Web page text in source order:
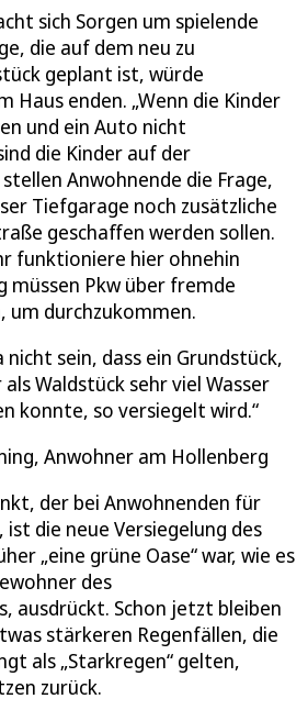
sich Sorgen um spielende
die auf dem neu zu
geplant ist, würde
Haus enden. „Wenn die Kinder
und ein Auto nicht
die Kinder auf der
Anwohnende die Frage,
Tiefgarage noch zusätzliche
geschaffen werden sollen.
funktioniere hier ohnehin
müssen Pkw über fremde
um durchzukommen.
nicht sein, dass ein Grundstück,
als Waldstück sehr viel Wasser
konnte, so versiegelt wird.
Anwohner am Hollenberg
der bei Anwohnenden für
die neue Versiegelung des
„eine grüne Oase“ war, wie es
des
ausdrückt. Schon jetzt bleiben
stärkeren Regenfällen, die
als „Starkregen“ gelten,
zurück.